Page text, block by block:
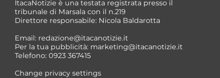
ItacaNotizie è una testata registrata presso il
tribunale di Marsala con il n.219
Direttore responsabile: Nicola Baldarotta
Email: redazione@itacanotizie.it
Per la tua pubblicità: marketing@itacanotizie.it
Telefono: 0923 367415
Change privacy settings